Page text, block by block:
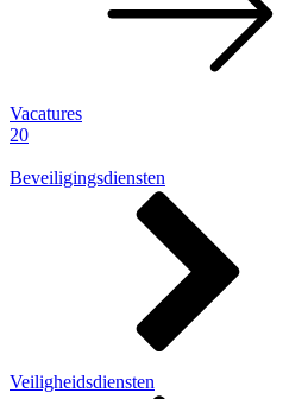
Vacatures
20
Beveiligingsdiensten
Veiligheidsdiensten